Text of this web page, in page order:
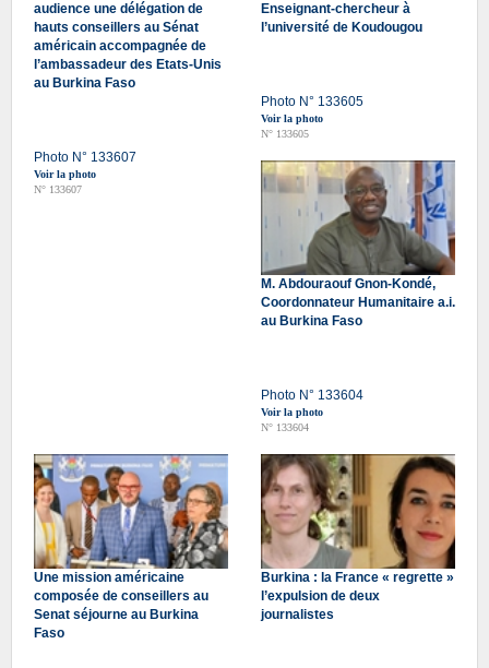
audience une délégation de
hauts conseillers au Sénat
américain accompagnée de
l’ambassadeur des Etats-Unis
au Burkina Faso
Photo N° 133607
Voir la photo
N° 133607
Enseignant-chercheur à
l’université de Koudougou
Photo N° 133605
Voir la photo
N° 133605
M. Abdouraouf Gnon-Kondé,
Coordonnateur Humanitaire a.i.
au Burkina Faso
Photo N° 133604
Voir la photo
N° 133604
Une mission américaine
composée de conseillers au
Senat séjourne au Burkina
Faso
Burkina : la France « regrette »
l’expulsion de deux
journalistes